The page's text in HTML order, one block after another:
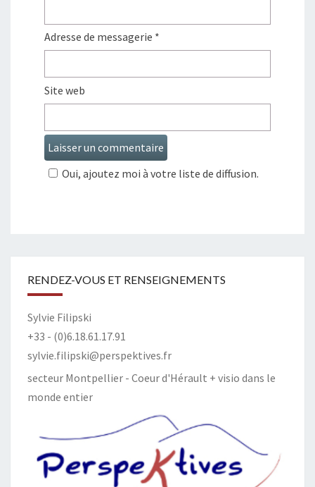
Adresse de messagerie *
Site web
Oui, ajoutez moi à votre liste de diffusion.
RENDEZ-VOUS ET RENSEIGNEMENTS
Sylvie Filipski
+33 - (0)6.18.61.17.91
sylvie.filipski@perspektives.fr
secteur Montpellier - Coeur d'Hérault + visio dans le
monde entier